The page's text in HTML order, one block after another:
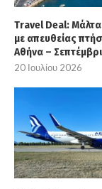
Travel Deal:
με απευθείας
Αθήνα –
20 Ιουλίου 2026